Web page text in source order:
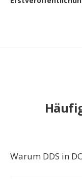
Warum DDS in